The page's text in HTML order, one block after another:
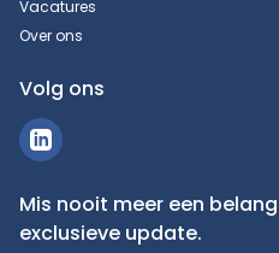
Vacatures
Over ons
Volg ons
Mis nooit meer een
exclusieve update.